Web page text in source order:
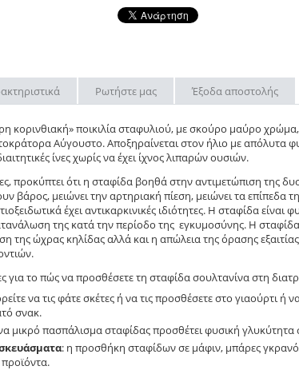
Ρωτήστε μας Έξοδα αποστολής
κορινθιακή» ποικιλία σταφυλιού, με σκούρο μαύρο
Αύγουστο. Αποξηραίνεται στον ήλιο με απόλυτα
ίνες χωρίς να έχει ίχνος λιπαρών ουσιών.
προκύπτει ότι η σταφίδα βοηθά στην αντιμετώπιση της
βάρος, μειώνει την αρτηριακή πίεση, μειώνει τα επίπεδα
έχει αντικαρκινικές ιδιότητες. Η σταφίδα
της κατά την περίοδο της εγκυμοσύνης. Η
της ώχρας κηλίδας αλλά και η απώλεια της όρασης
για το πώς να προσθέσετε τη σταφίδα σουλτανίνα στη
να τις φάτε σκέτες ή να τις προσθέσετε στο γιαούρτι
σνακ.
μικρό πασπάλισμα σταφίδας προσθέτει φυσική γλυκύτητα
: η προσθήκη σταφίδων σε μάφιν, μπάρες